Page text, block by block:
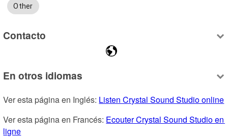
Other
Contacto
En otros idiomas
Ver esta página en Inglés: Listen Crystal Sound Studio online
Ver esta página en Francés: Ecouter Crystal Sound Studio en
ligne